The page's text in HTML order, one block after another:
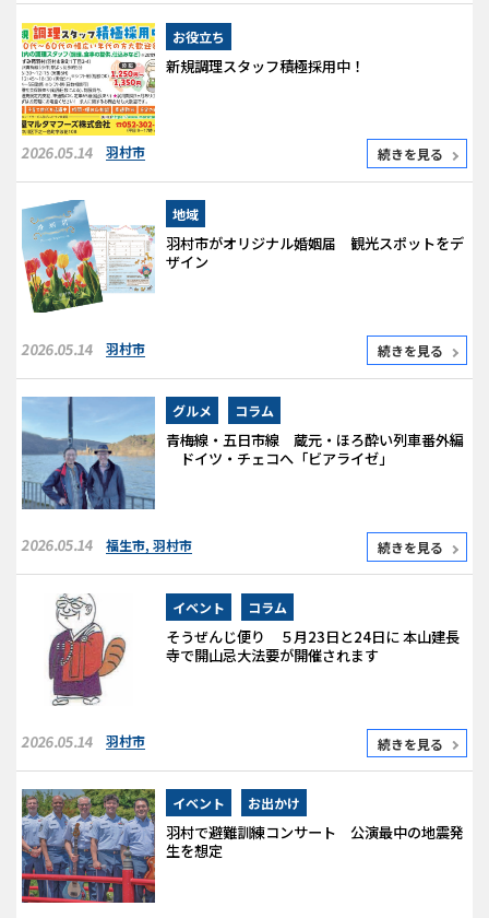
お役立ち
新規調理スタッフ積極採用中！
2026.05.14 羽村市 続きを見る
地域
羽村市がオリジナル婚姻届 観光スポットをデ
ザイン
2026.05.14 羽村市 続きを見る
グルメ コラム
青梅線・五日市線 蔵元・ほろ酔い列車番外編
ドイツ・チェコへ「ビアライゼ」
2026.05.14 福生市,羽村市 続きを見る
イベント コラム
そうぜんじ便り ５月23日と24日に 本山建長
寺で開山忌大法要が開催されます
2026.05.14 羽村市 続きを見る
イベント お出かけ
羽村で避難訓練コンサート 公演最中の地震発
生を想定